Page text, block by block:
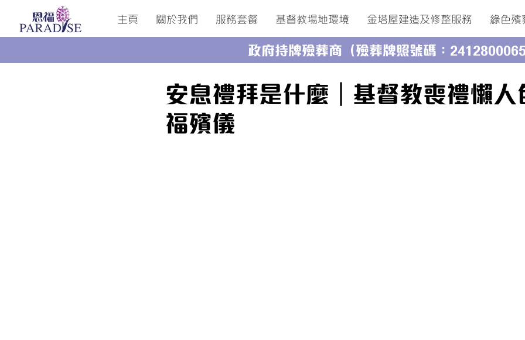
主頁 關於我們 服務套餐 基督教場地環境 金塔屋建造及修整服務 綠色殯
政府持牌殮葬商（殮葬牌照號碼：2412800065
安息禮拜是什麼｜基督教喪禮懶人
福殯儀